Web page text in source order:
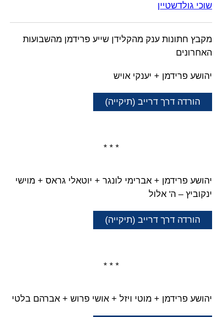
שוכי גולדשטיין
מקבץ חתונות ענק מהקלידן שייע פרידמן מהשבועות
האחרונים
יהושע פרידמן + יענקי אויש
הורדה דרך דרייב (תיקייה)
* * *
יהושע פרידמן + אברימי לונגר + יוטאלי גראס + מוישי
ינקוביץ – ה' אלול
הורדה דרך דרייב (תיקייה)
* * *
יהושע פרידמן + מוטי ויזל + אושי פרוש + אברהם בלטי